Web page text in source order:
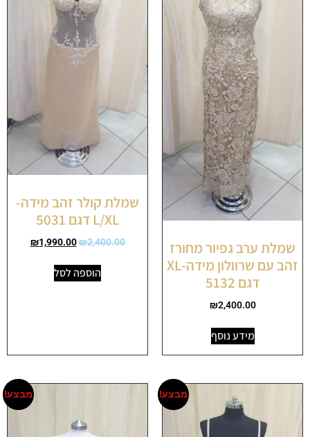
שמלת ערב גפיור מחורז
זהב עם שרוולון מידה-XL
דגם 5132
₪2,400.00
מידע נוסף
שמלת קולר זהב מידה-
L/XL דגם 5031
₪2,400.00
₪1,990.00
הוספה לסל
מבצע! מבצע!